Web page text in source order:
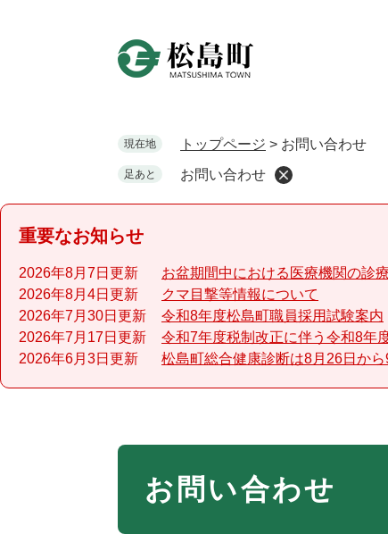
現在地 トップページ > お問い合わせ
足あと お問い合わせ
重要なお知らせ
2026年8月7日更新
お盆期間中における医療機関の診
2026年8月4日更新
クマ目撃等情報について
2026年7月30日更新
令和8年度松島町職員採用試験案内
2026年7月17日更新
令和7年度税制改正に伴う令和8年
2026年6月3日更新
松島町総合健康診断は8月26日か
お問い合わせ